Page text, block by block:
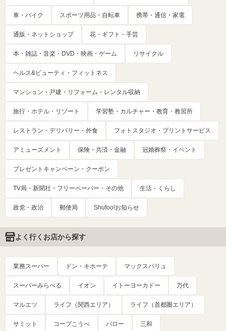
車・バイク スポーツ用品・自転車 携帯・通信・家電
通販・ネットショップ 花・ギフト・手芸
本・雑誌・音楽・DVD・映画・ゲーム リサイクル
ヘルス&ビューティ・フィットネス
マンション・戸建・リフォーム・レンタル収納
旅行・ホテル・リゾート 学習塾・カルチャー・教育・教習所
レストラン・デリバリー・外食 フォトスタジオ・プリントサービス
アミューズメント 保険・共済・金融 冠婚葬祭・イベント
プレゼントキャンペーン・クーポン
TV局・新聞社・フリーペーパー・その他 生活・くらし
政党・政治 郵便局 Shufoo!お知らせ
よく行くお店から探す
業務スーパー ドン・キホーテ マックスバリュ
スーパーみらべる イオン イトーヨーカドー 万代
マルエツ ライフ（関西エリア） ライフ（首都圏エリア）
サミット コープこうべ バロー 三和